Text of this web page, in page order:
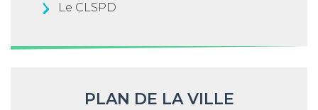
Le CLSPD
PLAN DE LA VILLE